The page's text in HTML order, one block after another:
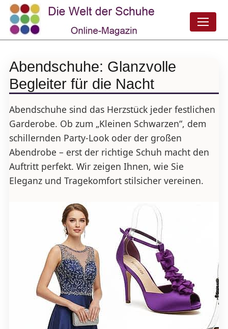
Abendschuhe: Glanzvolle
Begleiter für die Nacht
Abendschuhe sind das Herzstück jeder festlichen
Garderobe. Ob zum „Kleinen Schwarzen“, dem
schillernden Party-Look oder der großen
Abendrobe – erst der richtige Schuh macht den
Auftritt perfekt. Wir zeigen Ihnen, wie Sie
Eleganz und Tragekomfort stilsicher vereinen.